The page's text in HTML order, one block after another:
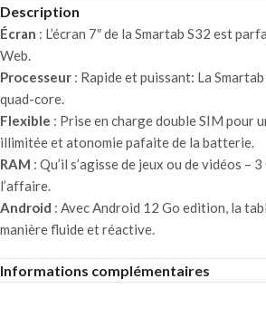
Description
Écran : L’écran 7″ de la Smartab S32 est
Web.
Processeur : Rapide et puissant: La
quad-core.
Flexible : Prise en charge double SIM pour
illimitée et atonomie pafaite de la batterie.
RAM : Qu’il s’agisse de jeux ou de vidéos –
l’affaire.
Android : Avec Android 12 Go edition, la
manière fluide et réactive.
Informations complémentaires